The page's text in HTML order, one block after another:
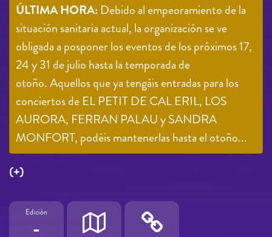
ÚLTIMA HORA: Debido al empeoramiento de la
situación sanitaria actual, la organización se ve
obligada a posponer los eventos de los próximos 17,
24 y 31 de julio hasta la temporada de
otoño. Aquellos que ya tengáis entradas para los
conciertos de EL PETIT DE CAL ERIL, LOS
AURORA, FERRAN PALAU y SANDRA
MONFORT, podéis mantenerlas hasta el otoño...
(+)
Edición
-